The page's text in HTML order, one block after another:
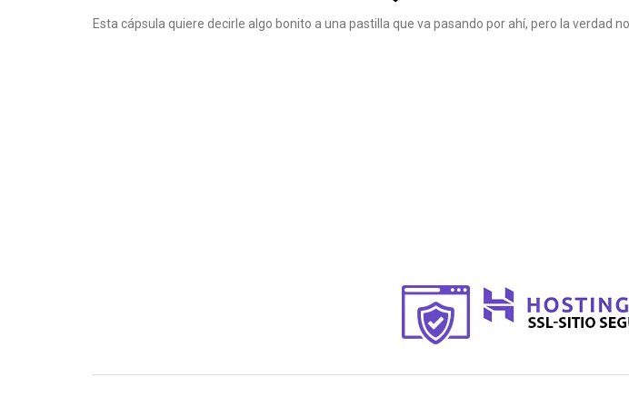
Esta cápsula quiere decirle algo bonito a una pastilla que va pasando por ahí, pero la verdad